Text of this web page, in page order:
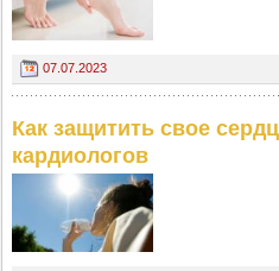
07.07.2023
Как защитить свое
кардиологов